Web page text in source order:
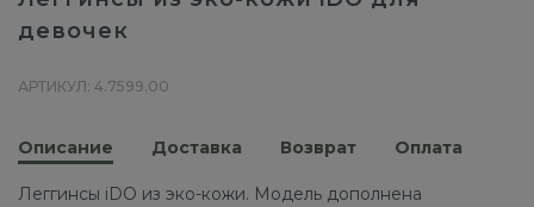
девочек
АРТИКУЛ: 4.7599.00
Описание Доставка Возврат Оплата
Леггинсы iDO из эко-кожи. Модель дополнена